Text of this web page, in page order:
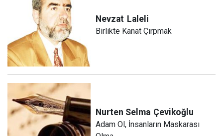
Nevzat Laleli
Birlikte Kanat Çırpmak
Nurten Selma Çevikoğlu
Adam Ol, İnsanların Maskarası